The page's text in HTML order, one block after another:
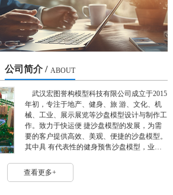
公司简介 / ABOUT
武汉宏图誉构模型科技有限公司成立于2015
年初，专注于地产、健身、旅 游、文化、机
械、工业、展示展览等沙盘模型设计与制作工
作。致力于快运便 捷沙盘模型的发展，为需
要的客户提供高效、美观、便捷的沙盘模型。
其中具 有代表性的健身预售沙盘模型，业务
等地。 宏图誉构位于武汉市江夏区汤逊湖
旁，厂房面积1000平方米，拥有行业内前 沿
查看更多+